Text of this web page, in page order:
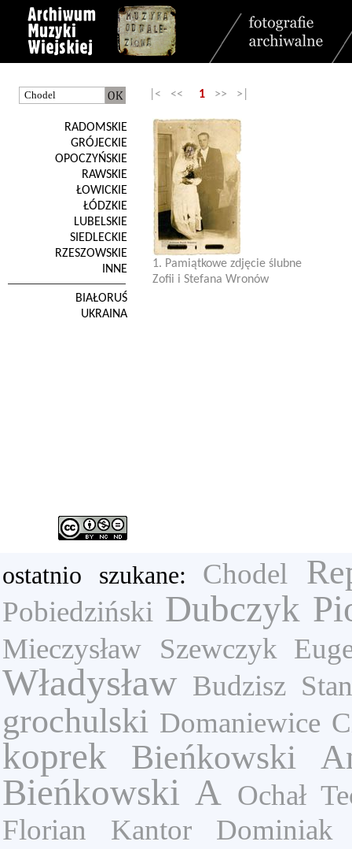
RADOMSKIE
GRÓJECKIE
OPOCZYŃSKIE
RAWSKIE
ŁOWICKIE
ŁÓDZKIE
LUBELSKIE
SIEDLECKIE
RZESZOWSKIE
INNE
BIAŁORUŚ
UKRAINA
|< << 1 >> >|
1. Pamiątkowe zdjęcie ślubne
Zofii i Stefana Wronów
ostatnio szukane: Chodel
Pobiedziński Dubczyk
Mieczysław Szewczyk
Władysław Budzisz
grochulski Domaniewice
koprek Bieńkowski
Bieńkowski A Ochał
Florian
Kantor
Dominiak